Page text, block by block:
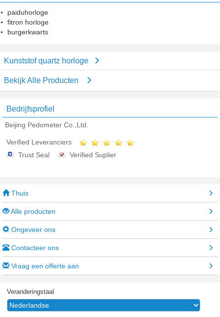
paiduhorloge
fitron horloge
burgerkwarts
Kunststof quartz horloge
Bekijk Alle Producten
Bedrijfsprofiel
Beijing Pedometer Co.,Ltd.
Verified Leveranciers
Trust Seal
Verified Suplier
Thuis
Alle producten
Ongeveer ons
Contacteer ons
Vraag een offerte aan
Veranderingstaal